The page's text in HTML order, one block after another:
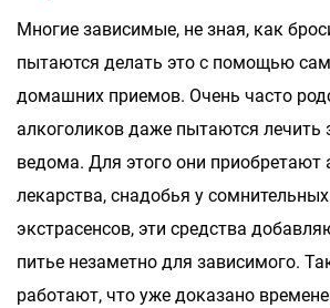
Многие зависимые, не зная, как
пытаются делать это с помощью
домашних приемов. Очень часто
алкоголиков даже пытаются лечить
ведома. Для этого они приобретают
лекарства, снадобья у
экстрасенсов, эти средства
питье незаметно для зависимого.
работают, что уже доказано